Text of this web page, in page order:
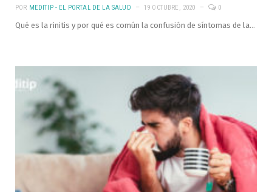
POR MEDITIP - EL PORTAL DE LA SALUD 19 OCTUBRE, 2020 0
Qué es la rinitis y por qué es común la confusión de síntomas de la…